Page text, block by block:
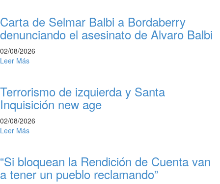
Carta de Selmar Balbi a Bordaberry
denunciando el asesinato de Alvaro Balbi
02/08/2026
Leer Más
Terrorismo de izquierda y Santa
Inquisición new age
02/08/2026
Leer Más
“Si bloquean la Rendición de Cuenta van
a tener un pueblo reclamando”